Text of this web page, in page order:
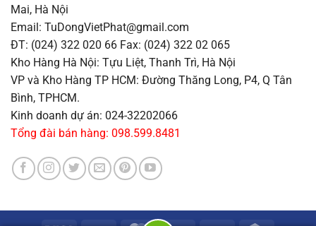
Mai, Hà Nội
Email : TuDongVietPhat@gmail.com
ĐT: (024) 322 020 66 Fax: (024) 322 02 065
Kho Hàng Hà Nội: Tựu Liệt, Thanh Trì, Hà Nội
VP và Kho Hàng TP HCM: Đường Thăng Long, P4, Q Tân
Bình, TPHCM.
Kinh doanh dự án: 024-32202066
Tổng đài bán hàng: 098.599.8481